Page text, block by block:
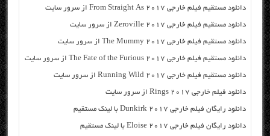
دانلود مستقیم فیلم خارجی From Straight As 2017 از سرور سایت
دانلود مستقیم فیلم خارجی Zeroville 2017 از سرور سایت
دانلود مستقیم فیلم خارجی The Mummy 2017 از سرور سایت
دانلود مستقیم فیلم خارجی The Fate of the Furious 2017 از سرور سایت
دانلود مستقیم فیلم خارجی Running Wild 2017 از سرور سایت
دانلود فیلم خارجی Rings 2017 از سرور سایت
دانلود رایگان فیلم خارجی Dunkirk 2017 با لینک مستقیم
دانلود رایگان فیلم خارجی Eloise 2017 با لینک مستقیم